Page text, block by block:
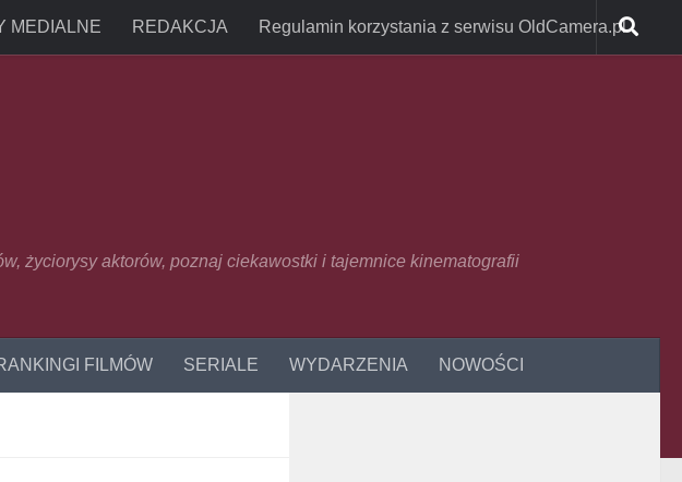
MEDIALNE REDAKCJA Regulamin korzystania z serwisu OldCamera.pl
życiorysy aktorów, poznaj ciekawostki i tajemnice kinematografii
FILMÓW SERIALE WYDARZENIA NOWOŚCI